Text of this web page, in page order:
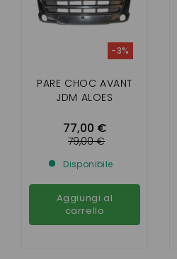
PARE CHOC AVANT
JDM ALOES
77,00 €
-3%
79,00 €
Disponibile
Aggiungi al
carrello